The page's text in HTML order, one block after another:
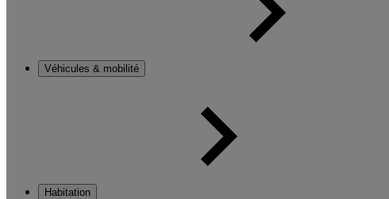
Véhicules & mobilité
Habitation